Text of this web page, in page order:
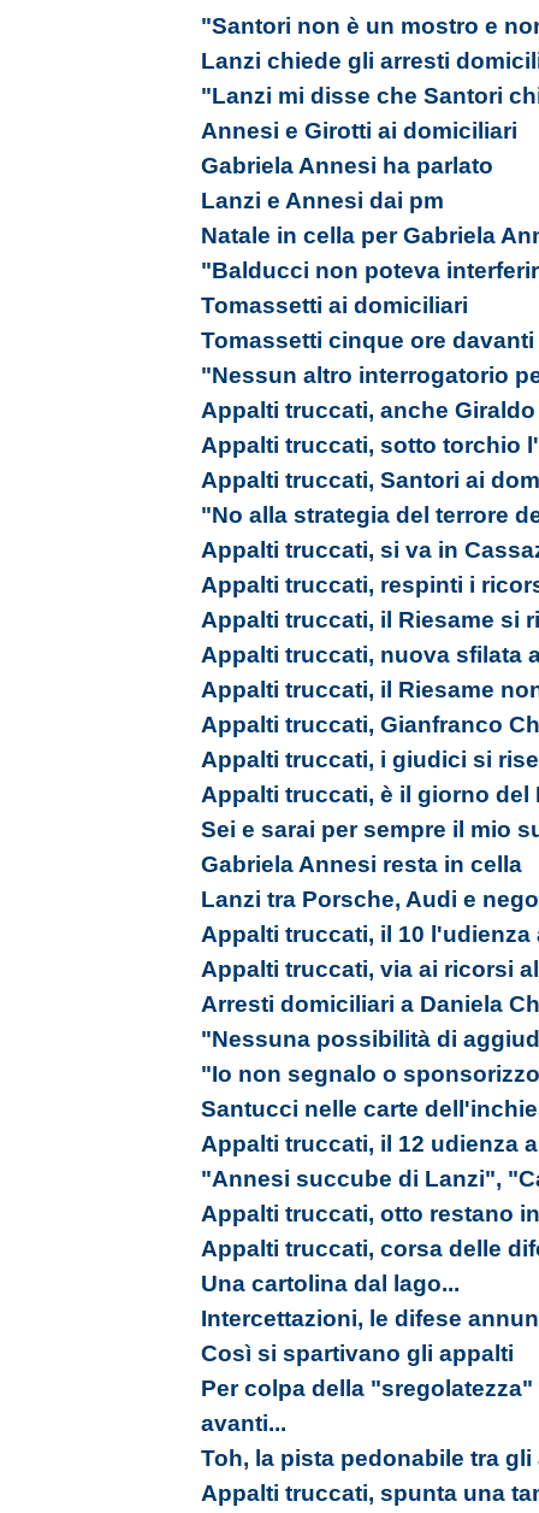
"Santori non è un mostro e
Lanzi chiede gli arresti
"Lanzi mi disse che Santori
Annesi e Girotti ai domiciliari
Gabriela Annesi ha parlato
Lanzi e Annesi dai pm
Natale in cella per Gabriela
"Balducci non poteva
Tomassetti ai domiciliari
Tomassetti cinque ore davanti
"Nessun altro interrogatorio
Appalti truccati, anche
Appalti truccati, sotto torchio
Appalti truccati, Santori ai
"No alla strategia del terrore
Appalti truccati, si va in
Appalti truccati, respinti i
Appalti truccati, il Riesame si
Appalti truccati, nuova sfilata
Appalti truccati, il Riesame
Appalti truccati, Gianfranco
Appalti truccati, i giudici si
Appalti truccati, è il giorno del
Sei e sarai per sempre il mio
Gabriela Annesi resta in cella
Lanzi tra Porsche, Audi e
Appalti truccati, il 10 l'udienza
Appalti truccati, via ai ricorsi
Arresti domiciliari a Daniela
"Nessuna possibilità di
"Io non segnalo o
Santucci nelle carte
Appalti truccati, il 12 udienza
"Annesi succube di Lanzi",
Appalti truccati, otto restano
Appalti truccati, corsa delle
Una cartolina dal lago...
Intercettazioni, le difese
Così si spartivano gli appalti
Per colpa della
avanti...
Toh, la pista pedonabile tra
Appalti truccati, spunta una